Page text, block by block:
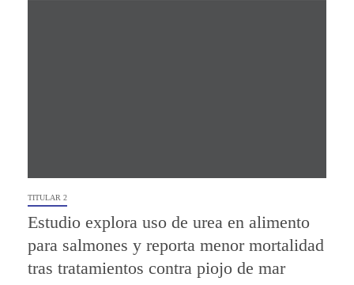
TITULAR 2
Estudio explora uso de urea en alimento
para salmones y reporta menor mortalidad
tras tratamientos contra piojo de mar